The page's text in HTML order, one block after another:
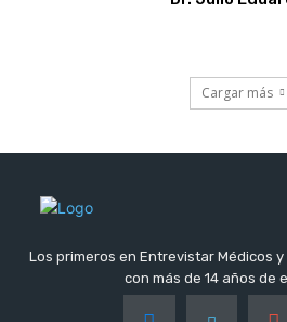
Cargar más
Los primeros en Entrevistar Médicos
con más de 14 años de